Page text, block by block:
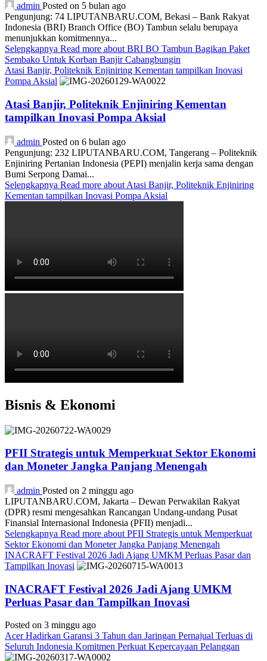
admin Posted on 5 bulan ago
Pengunjung: 74 LIPUTANBARU.COM, Bekasi – Bank Rakyat
Indonesia (BRI) Branch Office (BO) Tambun selalu berupaya
menunjukkan komitmennya...
Selengkapnya Read more about BRI BO Tambun Bagikan Paket
Sembako Untuk Korban Banjir Cabangbungin
Atasi Banjir, Politeknik Enjiniring Kementan tampilkan Inovasi
Pompa Aksial
Atasi Banjir, Politeknik Enjiniring Kementan
tampilkan Inovasi Pompa Aksial
admin Posted on 6 bulan ago
Pengunjung: 232 LIPUTANBARU.COM, Tangerang – Politeknik
Enjiniring Pertanian Indonesia (PEPI) menjalin kerja sama dengan
Bumi Serpong Damai...
Selengkapnya Read more about Atasi Banjir, Politeknik Enjiniring
Kementan tampilkan Inovasi Pompa Aksial
Bisnis & Ekonomi
PFII Strategis untuk Memperkuat Sektor Ekonomi
dan Moneter Jangka Panjang Menengah
admin Posted on 2 minggu ago
LIPUTANBARU.COM, Jakarta – Dewan Perwakilan Rakyat
(DPR) resmi mengesahkan Rancangan Undang-undang Pusat
Finansial Internasional Indonesia (PFII) menjadi...
Selengkapnya Read more about PFII Strategis untuk Memperkuat
Sektor Ekonomi dan Moneter Jangka Panjang Menengah
INACRAFT Festival 2026 Jadi Ajang UMKM Perluas Pasar dan
Tampilkan Inovasi
INACRAFT Festival 2026 Jadi Ajang UMKM
Perluas Pasar dan Tampilkan Inovasi
Posted on 3 minggu ago
Acer Hadirkan Garansi 3 Tahun dan Jaringan Pernajual Terluas di
Seluruh Indonesia Komitmen Perkuat Kepercayaan Pelanggan